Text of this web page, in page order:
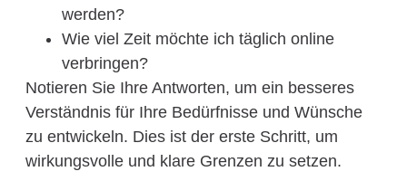
werden?
Wie viel Zeit möchte ich täglich online
verbringen?
Notieren Sie Ihre Antworten, um ein besseres
Verständnis für Ihre Bedürfnisse und Wünsche
zu entwickeln. Dies ist der erste Schritt, um
wirkungsvolle und klare Grenzen zu setzen.